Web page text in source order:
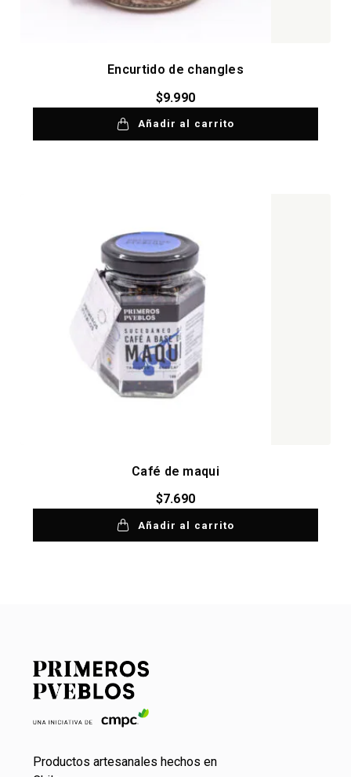
Encurtido de changles
$9.990
Añadir al carrito
Café de maqui
$7.690
Añadir al carrito
Productos artesanales hechos en